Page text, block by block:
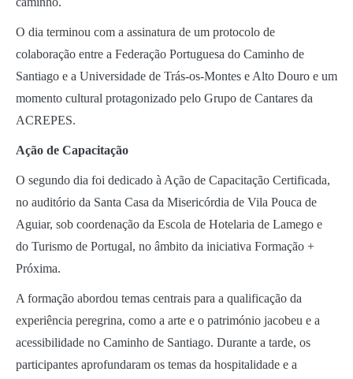
O dia terminou com a assinatura de um protocolo de
colaboração entre a Federação Portuguesa do Caminho de
Santiago e a Universidade de Trás-os-Montes e Alto Douro e um
momento cultural protagonizado pelo Grupo de Cantares da
ACREPES.
Ação de Capacitação
O segundo dia foi dedicado à Ação de Capacitação Certificada,
no auditório da Santa Casa da Misericórdia de Vila Pouca de
Aguiar, sob coordenação da Escola de Hotelaria de Lamego e
do Turismo de Portugal, no âmbito da iniciativa Formação +
Próxima.
A formação abordou temas centrais para a qualificação da
experiência peregrina, como a arte e o património jacobeu e a
acessibilidade no Caminho de Santiago. Durante a tarde, os
participantes aprofundaram os temas da hospitalidade e a